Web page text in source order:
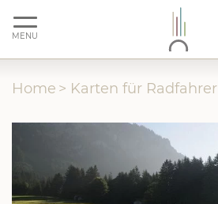
MENU
Home > Karten für Radfahrer